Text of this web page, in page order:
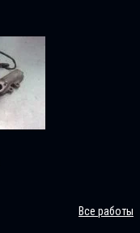
Все работы